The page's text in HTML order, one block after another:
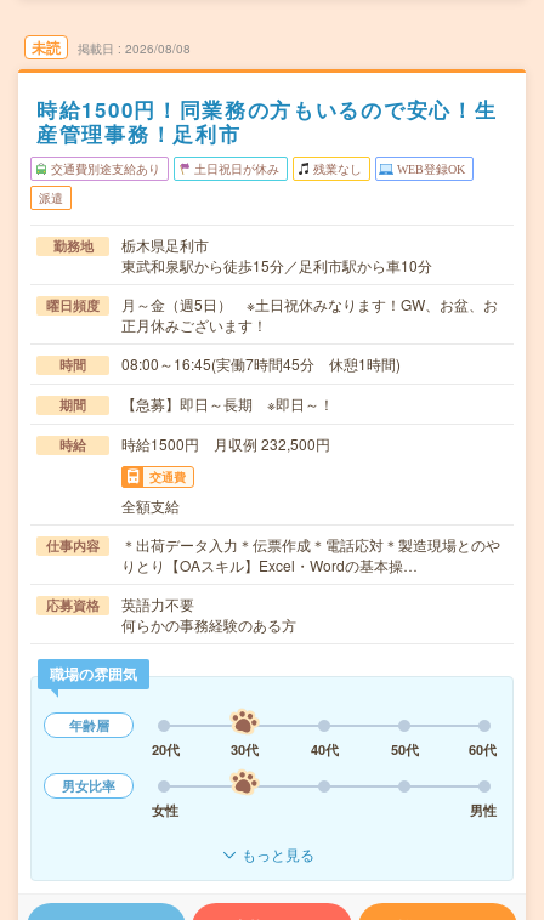
未読 掲載日 2026/08/08
時給1500円！同業務の方もいるので安心！生
産管理事務！足利市
交通費別途支給あり 土日祝日が休み 残業なし WEB登録OK
派遣
勤務地
栃木県足利市
東武和泉駅から徒歩15分／足利市駅から車10分
曜日頻度
月～金（週5日） ※土日祝休みなります！GW、お盆、お
正月休みございます！
時間 08:00～16:45(実働7時間45分 休憩1時間)
期間 【急募】即日～長期 ※即日～！
時給 時給1500円 月収例 232,500円
交通費
全額支給
仕事内容
＊出荷データ入力＊伝票作成＊電話応対＊製造現場とのや
りとり【OAスキル】Excel・Wordの基本操…
応募資格
英語力不要
何らかの事務経験のある方
職場の雰囲気
年齢層
20代
30代 40代 50代
60代
男女比率
女性
男性
もっと見る